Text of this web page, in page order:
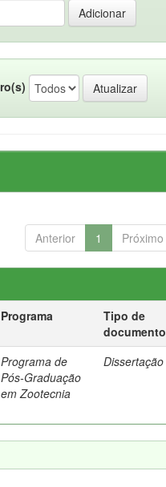
Anterior 1 Próximo
Programa
Tipo de
documento
Programa de
Pós-Graduação
em Zootecnia
Dissertação